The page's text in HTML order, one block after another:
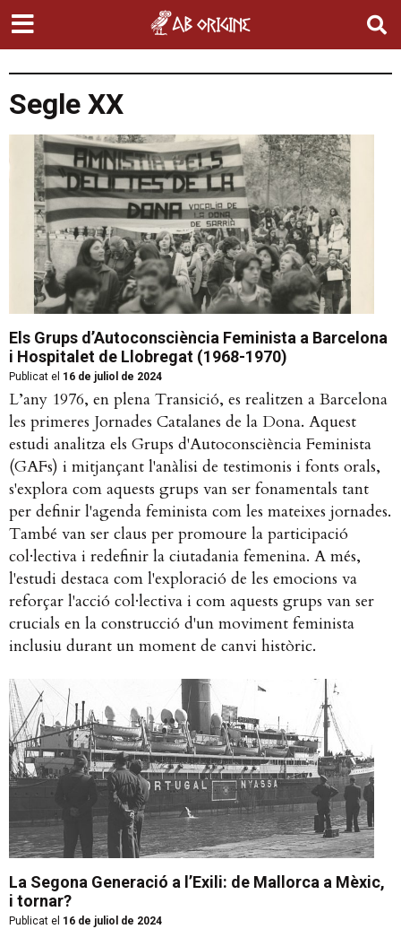
Segle XX
Els Grups d’Autoconsciència Feminista a Barcelona
i Hospitalet de Llobregat (1968-1970)
Publicat el 16 de juliol de 2024
L’any 1976, en plena Transició, es realitzen a Barcelona
les primeres Jornades Catalanes de la Dona. Aquest
estudi analitza els Grups d'Autoconsciència Feminista
(GAFs) i mitjançant l'anàlisi de testimonis i fonts orals,
s'explora com aquests grups van ser fonamentals tant
per definir l'agenda feminista com les mateixes jornades.
També van ser claus per promoure la participació
col·lectiva i redefinir la ciutadania femenina. A més,
l'estudi destaca com l'exploració de les emocions va
reforçar l'acció col·lectiva i com aquests grups van ser
crucials en la construcció d'un moviment feminista
inclusiu durant un moment de canvi històric.
La Segona Generació a l’Exili: de Mallorca a Mèxic,
i tornar?
Publicat el 16 de juliol de 2024